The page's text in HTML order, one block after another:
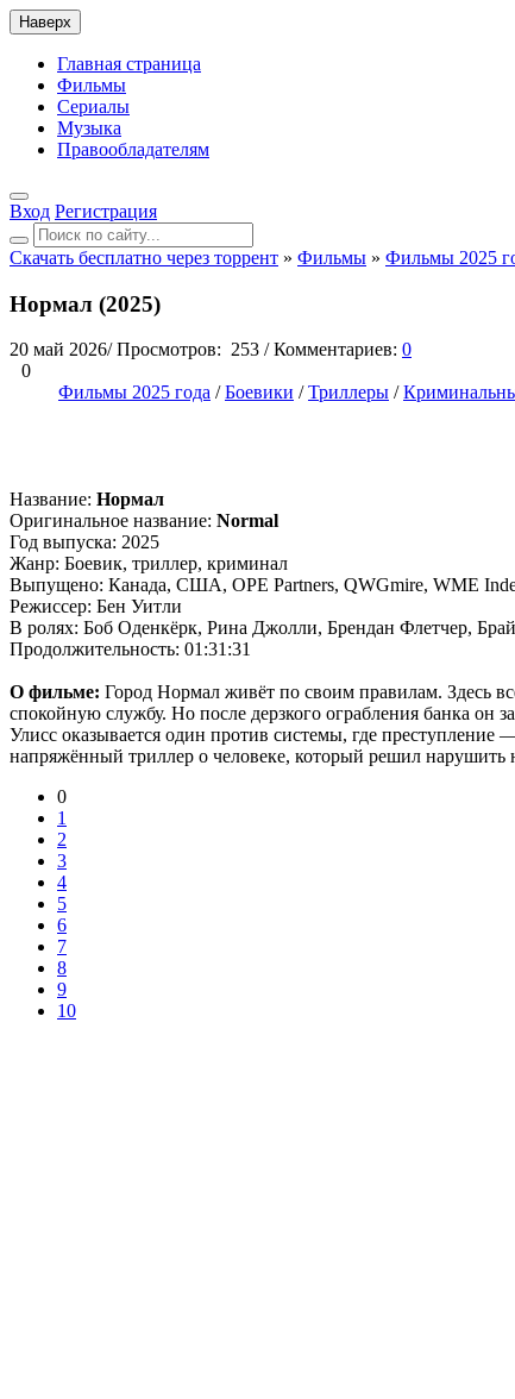
Наверх
Главная страница
Фильмы
Сериалы
Музыка
Правообладателям
Вход Регистрация
Скачать бесплатно через торрент » Фильмы » Фильмы 2025
Нормал (2025)
20 май 2026/ Просмотров: 253 / Комментариев: 0
0
Фильмы 2025 года /Боевики /Триллеры /
Название: Нормал
Оригинальное название: Normal
Год выпуска: 2025
Жанр: Боевик, триллер, криминал
Выпущено: Канада, США, OPE Partners, QWGmire, WME
Режиссер: Бен Уитли
В ролях: Боб Оденкёрк, Рина Джолли, Брендан Флетчер,
Продолжительность: 01:31:31
О фильме: Город Нормал живёт по своим правилам. Здесь
спокойную службу. Но после дерзкого ограбления банка он
Улисс оказывается один против системы, где
напряжённый триллер о человеке, который решил нарушить
0
1
2
3
4
5
6
7
8
9
10